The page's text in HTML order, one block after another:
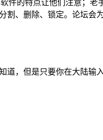
件的特点让他们注意；
、删除、锁定。论坛会
，但是只要你在大陆输